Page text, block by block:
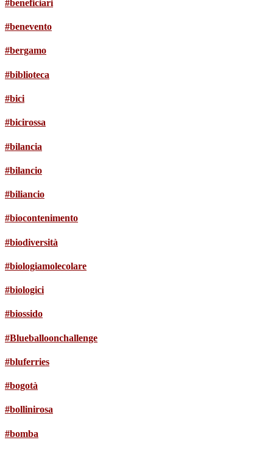
#beneficiari
#benevento
#bergamo
#biblioteca
#bici
#bicirossa
#bilancia
#bilancio
#biliancio
#biocontenimento
#biodiversità
#biologiamolecolare
#biologici
#biossido
#Blueballoonchallenge
#bluferries
#bogotà
#bollinirosa
#bomba